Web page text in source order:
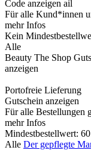
Code anzeigen ail
Für alle Kund*innen
mehr Infos
Kein
Alle
Beauty The Shop
anzeigen
Portofreie Lieferung
Gutschein anzeigen
Für alle Bestellungen
mehr Infos
Mindestbestellwert:
Alle Der gepflegte